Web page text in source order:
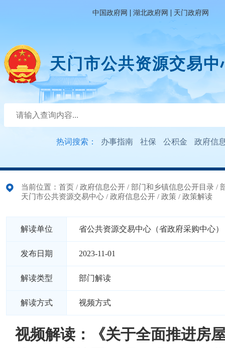
中国政府网 | 湖北政府网 | 天门政府网
天门市公共资源交易中
热词搜索： 办事指南 社保 公积金 政府信
当前位置： 首页 / 政府信息公开 / 部门和乡镇信息公开目录 /
天门市公共资源交易中心 / 政府信息公开 / 政策 / 政策解读
解读单位 省公共资源交易中心（省政府采购中心）
发布日期 2023-11-01
解读类型 部门解读
解读方式 视频方式
视频解读：《关于全面推进房